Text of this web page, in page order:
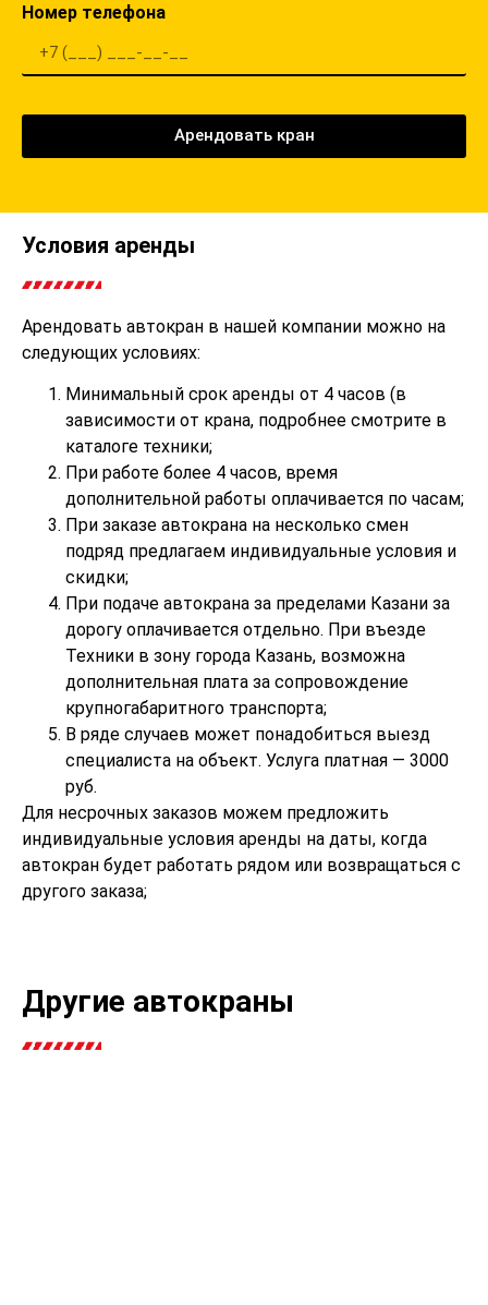
Номер телефона
Арендовать кран
Условия аренды
Арендовать автокран в нашей компании можно на
следующих условиях:
Минимальный срок аренды от 4 часов (в
зависимости от крана, подробнее смотрите в
каталоге техники;
При работе более 4 часов, время
дополнительной работы оплачивается по часам;
При заказе автокрана на несколько смен
подряд предлагаем индивидуальные условия и
скидки;
При подаче автокрана за пределами Казани за
дорогу оплачивается отдельно. При въезде
Техники в зону города Казань, возможна
дополнительная плата за сопровождение
крупногабаритного транспорта;
В ряде случаев может понадобиться выезд
специалиста на объект. Услуга платная — 3000
руб.
Для несрочных заказов можем предложить
индивидуальные условия аренды на даты, когда
автокран будет работать рядом или возвращаться с
другого заказа;
Другие автокраны